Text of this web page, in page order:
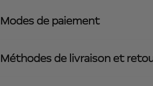
Modes de paiement
Méthodes de livraison et